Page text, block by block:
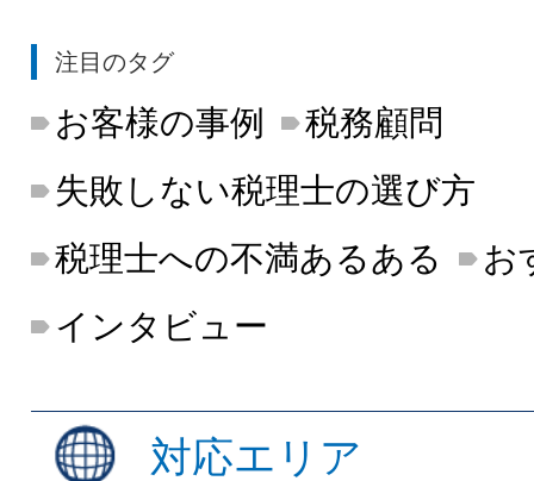
注目のタグ
お客様の事例
税務顧問
失敗しない税理士の選び方
税理士への不満あるある
お
インタビュー
対応エリア